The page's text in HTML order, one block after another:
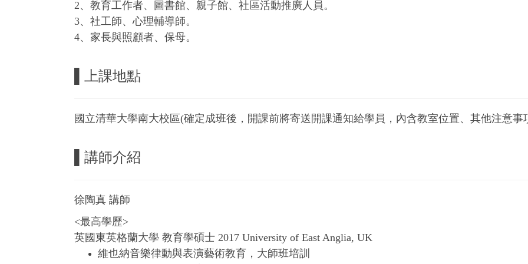
2、教育工作者、圖書館、親子館、社區活動推廣人員。
3、社工師、心理輔導師。
4、家長與照顧者、保母。
▌上課地點
國立清華大學南大校區(確定成班後，開課前將寄送開課通知給學員，內含教室位置、其他注意事
講師介紹
徐陶真 講師
<最高學歷>
英國東英格蘭大學 教育學碩士 2017 University of East Anglia, UK
維也納音樂律動與表演藝術教育，大師班培訓